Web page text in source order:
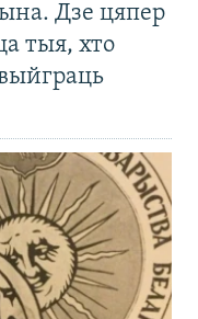
Дзе цяпер
тыя, хто